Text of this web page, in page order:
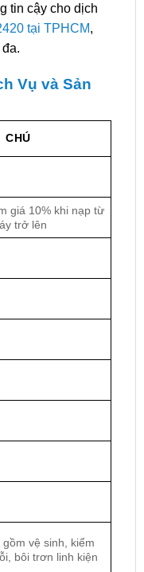
tin cậy cho dịch
tại TPHCM,
Vụ và Sản
CHÚ
giá 10% khi nạp từ
trở lên
gồm vệ sinh, kiểm
bôi trơn linh kiện